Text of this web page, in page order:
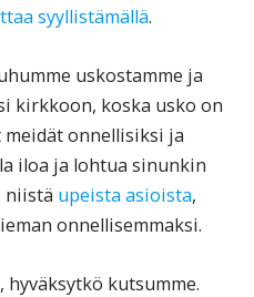
syyllistämällä.
uskostamme ja
kirkkoon, koska usko on
meidät onnellisiksi ja
iloa ja lohtua sinunkin
niistä upeista asioista,
onnellisemmaksi.
kutsumme.